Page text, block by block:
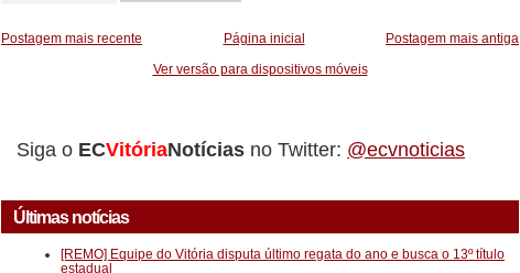
Postagem mais recente Postagem mais antiga
Página inicial
Ver versão para dispositivos móveis
Siga o ECVitóriaNotícias no Twitter: @ecvnoticias
Últimas notícias
[REMO] Equipe do Vitória disputa último regata do ano e busca o 13º título
estadual